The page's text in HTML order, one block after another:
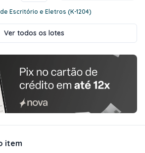
Escritório e Eletros (K-1204)
Ver todos os lotes
item